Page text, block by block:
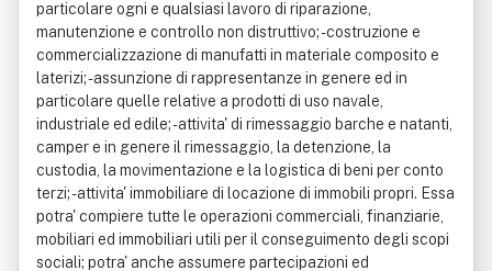
particolare ogni e qualsiasi lavoro di riparazione,
manutenzione e controllo non distruttivo; - costruzione e
commercializzazione di manufatti in materiale composito e
laterizi; - assunzione di rappresentanze in genere ed in
particolare quelle relative a prodotti di uso navale,
industriale ed edile; - attivita' di rimessaggio barche e natanti,
camper e in genere il rimessaggio, la detenzione, la
custodia, la movimentazione e la logistica di beni per conto
terzi; - attivita' immobiliare di locazione di immobili propri. Essa
potra' compiere tutte le operazioni commerciali, finanziarie,
mobiliari ed immobiliari utili per il conseguimento degli scopi
sociali; potra' anche assumere partecipazioni ed